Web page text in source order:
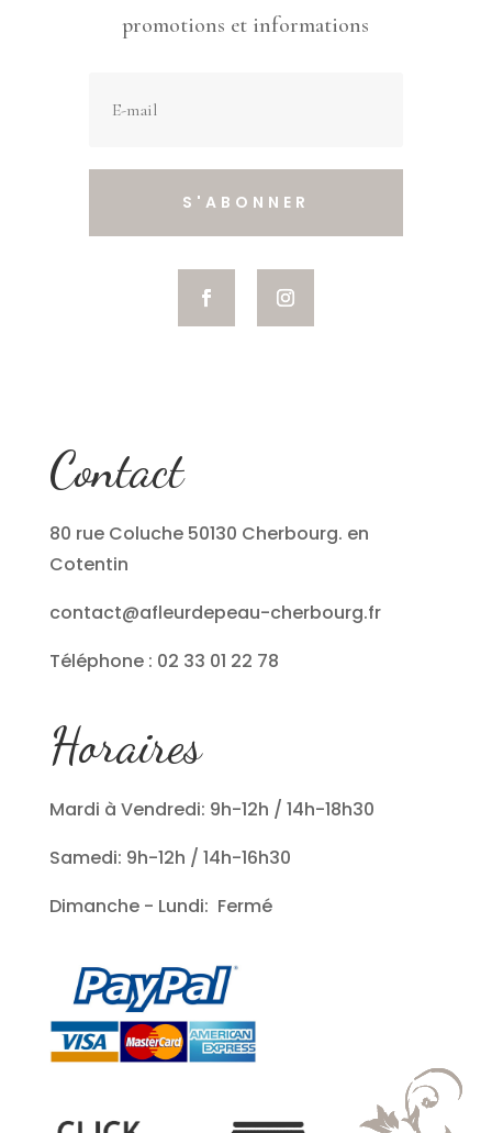
promotions et informations
S'ABONNER
Contact
80 rue Coluche 50130 Cherbourg. en
Cotentin
contact@afleurdepeau-cherbourg.fr
Téléphone : 02 33 01 22 78
Horaires
Mardi à Vendredi: 9h-12h / 14h-18h30
Samedi: 9h-12h / 14h-16h30
Dimanche - Lundi: Fermé